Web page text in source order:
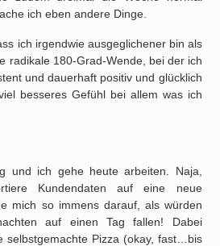
ich eben andere Dinge.
ich irgendwie ausgeglichener bin als
radikale 180-Grad-Wende, bei der ich
und dauerhaft positiv und glücklich
besseres Gefühl bei allem was ich
und ich gehe heute arbeiten. Naja,
Kundendaten auf eine neue
mich so immens darauf, als würden
auf einen Tag fallen! Dabei
selbstgemachte Pizza (okay, fast…bis